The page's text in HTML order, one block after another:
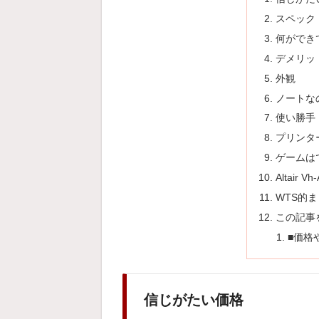
スペック
何ができ
デメリッ
外観
ノート
使い勝手
プリンタ
ゲームは
Altair
WTS的
この記事
■価格
信じがたい価格